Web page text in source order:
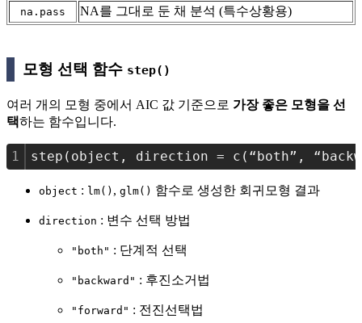
na.pass NA를 그대로 둔 채 분석 (특수상황용)
모형 선택 함수 step()
여러 개의 모형 중에서 AIC 값 기준으로 가장 좋은 모형을 선
택하는 함수입니다.
1 step(object, direction = c(“both”,
object : lm() , glm() 함수로 생성한 회귀모형 결과
direction : 변수 선택 방법
"both" : 단계적 선택
"backward" : 후진소거법
"forward" : 전진선택법